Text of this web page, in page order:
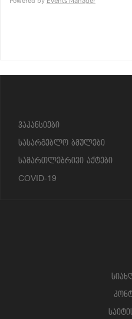
ვაკანსიები
სასარგებლო ბმულები
სამართლებრივი აქტები
COVID-19